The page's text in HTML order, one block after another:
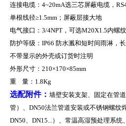
连接电缆： 4~20mA选三芯屏蔽电缆，
单根线径≥1.5mm ；屏蔽层接大地
电气接口： 3/4NPT ，可选M20X1.5内螺纹
防护等级： IP66 防水溅和短时间雨淋，
不带显示的外壳或订货时注明
外形尺寸： 210×170×85mm
重 量： 1.8Kg
选配附件： 墙壁安装支架、固定在管
管）、 DN50法兰管道安装或不锈钢螺纹
DN50
DN15... ）、常温高湿预处理系统